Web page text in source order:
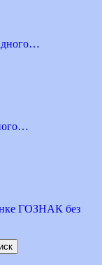
ГОЗНАК без